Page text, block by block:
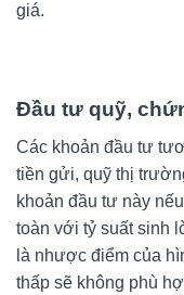
giá.
Đầu tư quỹ,
Các khoản đầu tư
tiền gửi, quỹ thị
khoản đầu tư này
toàn với tỷ suất sinh
là nhược điểm của
thấp sẽ không phù